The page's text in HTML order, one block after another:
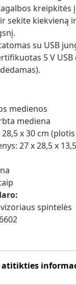
kreipkitės
sekite kiekvieną
su USB
5 V
medienos
mediena
x 30 cm
27 x 28,5 x
spintelės
atitikties